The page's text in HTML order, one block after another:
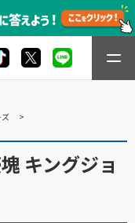
キングジョ